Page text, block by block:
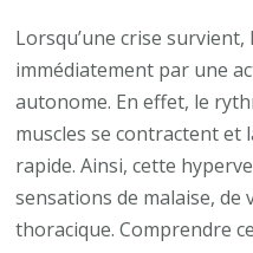
Lorsqu’une crise
immédiatement par une
autonome. En effet, le
muscles se contractent
rapide. Ainsi, cette
sensations de malaise, de
thoracique. Comprendre